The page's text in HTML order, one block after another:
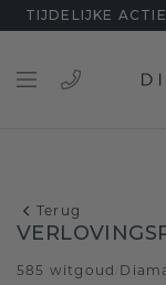
TIJDELIJKE
Terug
585 witgoud